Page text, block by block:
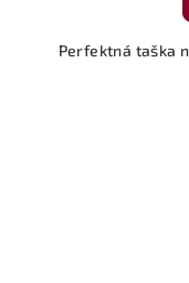
Perfektná taška